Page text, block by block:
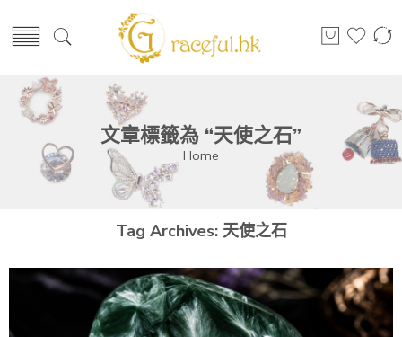
文章標籤為 “天使之石”
Home
Tag Archives: 天使之石